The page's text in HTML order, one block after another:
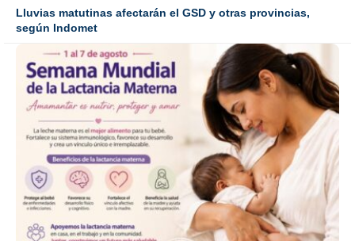
Lluvias matutinas afectarán el GSD y otras provincias,
según Indomet